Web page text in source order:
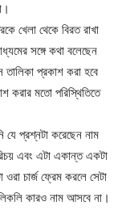
খেলা থেকে বিরত রাখা
সঙ্গে কথা বলেছেন
তালিকা প্রকাশ করা হবে
করার মতো পরিস্থিতিতে
যে প্রশ্নটা করেছেন নাম
এবং এটা একান্ত একটা
চার্জ ফ্রেম করলে সেটা
কারও নাম আসবে না।